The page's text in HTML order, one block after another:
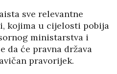
sve relevantne
kojima u cijelosti pobija
ministarstva i
da će pravna država
pravorijek.